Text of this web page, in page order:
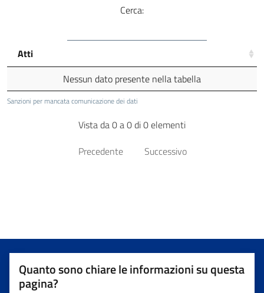
Cerca:
Sanzioni per mancata comunicazione dei dati
Atti
Nessun dato presente nella tabella
Vista da 0 a 0 di 0 elementi
Precedente
Successivo
Quanto sono chiare le informazioni su questa
pagina?